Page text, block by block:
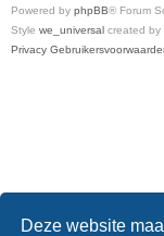
Deze website
Powered by phpBB® Forum
Style we_universal created by
Privacy